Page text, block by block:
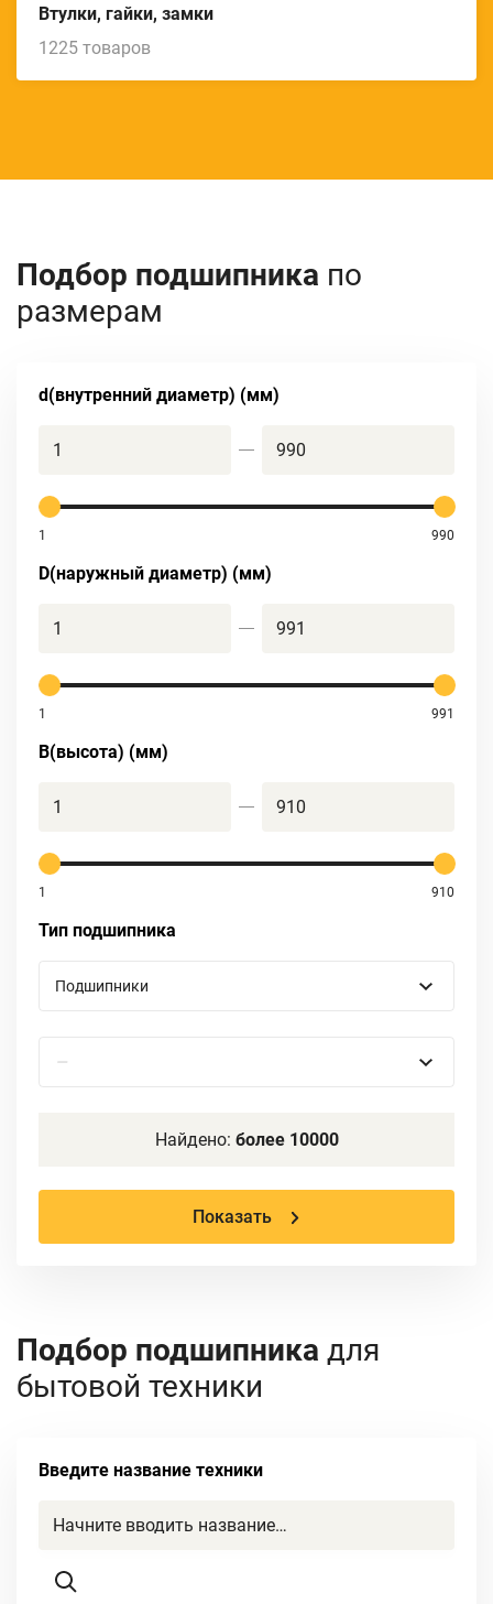
Втулки, гайки, замки
1225 товаров
Подбор подшипника по
размерам
d(внутренний диаметр) (мм)
1 990
D(наружный диаметр) (мм)
1 991
B(высота) (мм)
1 910
Тип подшипника
Подшипники
—
Найдено: более 10000
Показать
Подбор подшипника для
бытовой техники
Введите название техники